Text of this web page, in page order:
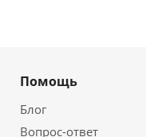
Помощь
Блог
Вопрос-ответ